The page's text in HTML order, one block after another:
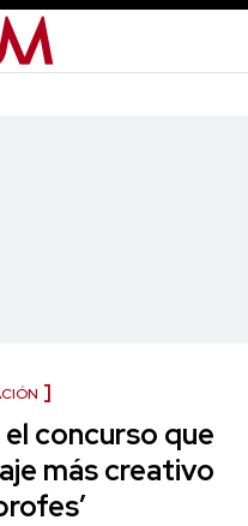
concurso que
más creativo